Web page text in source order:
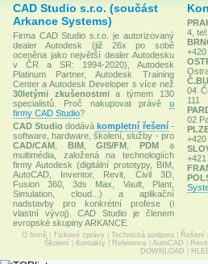
CAD Studio s.r.o. (součást
Arkance Systems)
Firma CAD Studio s.r.o. je autorizovaný
dealer Autodesk (již 26x po sobě
oceněna jako největší dealer Autodesku
v ČR a SR: 1994-2020), Autodesk
Platinum Partner, Autodesk Training
Center a Autodesk Developer s více než
30letými zkušenostmia týmem 130
specialistů. Proč nakupovat právě u
firmy CAD Studio?
CAD Studio dodávákompletní řešení-
software, hardware, školení, služby - pro
CAD/CAM
BIM,GIS/FM ,PDM a
multimédia, založená na technologiích
firmy Autodesk (digitální prototypy, BIM,
AutoCAD, Inventor, Revit, Civil 3D,
Fusion 360, 3ds Max, Vault, Plant,
Simulation, cloud...) a aplikační
nadstavby pro konkrétní profese (i
vlastní vývoj). CAD Studio je členem
evropské skupiny ARKANCE.
4,
+420
04
111
02
+420
O firmě Tiskové zprávy Technická podpora Řešení
Školení
Kontakty Reference| AutoCAD Revit
DOWNLOAD